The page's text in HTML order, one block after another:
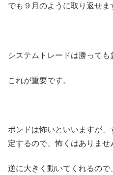
でも９月のように取り返せま
システムトレードは勝っても
これが重要です。
ポンドは怖いといいますが
定するので、怖くはありませ
逆に大きく動いてくれるの